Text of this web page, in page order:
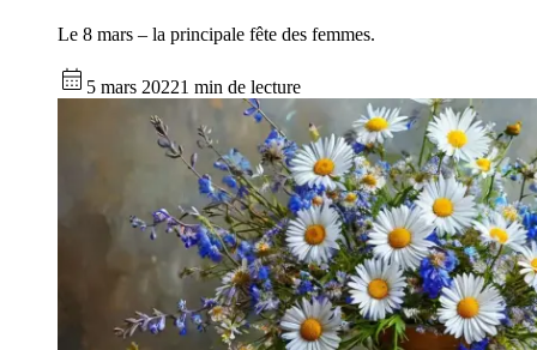
Le 8 mars – la principale fête des femmes.
5 mars 20221 min de lecture